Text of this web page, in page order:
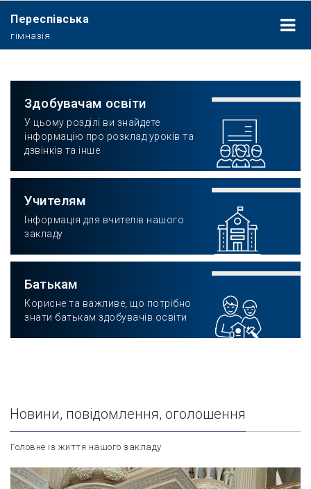
Переспівська
гімназія
Здобувачам освіти
У цьому розділі ви знайдете
інформацію про розклад уроків та
дзвінків та інше
Учителям
Інформація для вчителів нашого
закладу
Батькам
Корисне та важливе, що потрібно
знати батькам здобувачів освіти
Новини, повідомлення, оголошення
Головне із життя нашого закладу